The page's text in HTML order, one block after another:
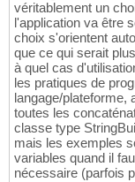
véritablement un
l'application va être
choix s'orientent
que ce qui serait
à quel cas
les pratiques de
langage/plateforme,
toutes les
classe type
mais les exemples
variables quand il
nécessaire (parfois